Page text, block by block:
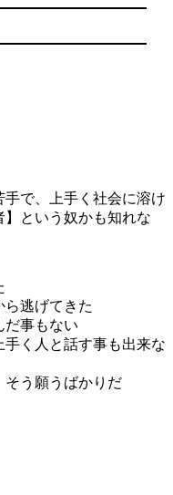
で、上手く社会に溶け
という奴かも知れな
逃げてきた
だ事もない
く人と話す事も出来な
う願うばかりだ